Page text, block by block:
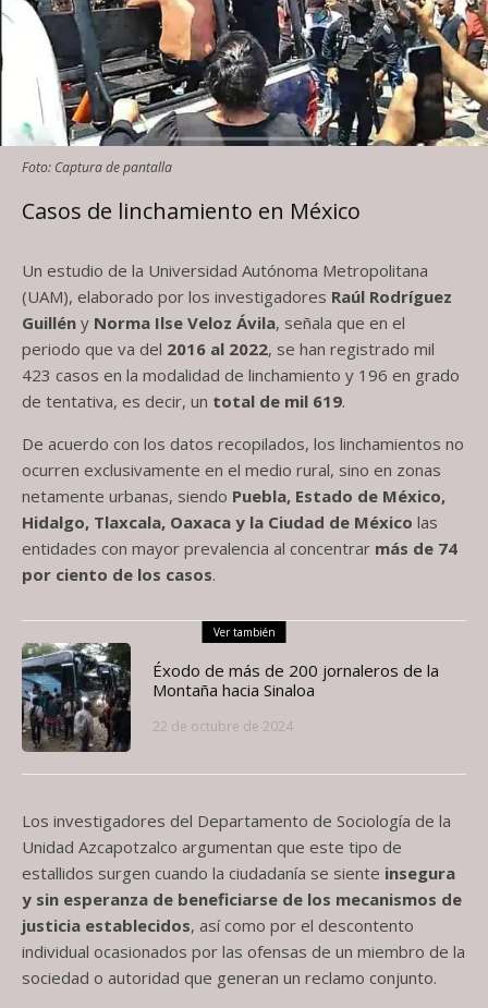
Foto: Captura de pantalla
Casos de linchamiento en México
Un estudio de la Universidad Autónoma Metropolitana
(UAM), elaborado por los investigadores Raúl Rodríguez
Guillén y Norma Ilse Veloz Ávila, señala que en el
periodo que va del 2016 al 2022, se han registrado mil
423 casos en la modalidad de linchamiento y 196 en grado
de tentativa, es decir, un total de mil 619.
De acuerdo con los datos recopilados, los linchamientos no
ocurren exclusivamente en el medio rural, sino en zonas
netamente urbanas, siendo Puebla, Estado de México,
Hidalgo, Tlaxcala, Oaxaca y la Ciudad de México las
entidades con mayor prevalencia al concentrar más de 74
por ciento de los casos.
Ver también
Éxodo de más de 200 jornaleros de la
Montaña hacia Sinaloa
22 de octubre de 2024
Los investigadores del Departamento de Sociología de la
Unidad Azcapotzalco argumentan que este tipo de
estallidos surgen cuando la ciudadanía se siente insegura
y sin esperanza de beneficiarse de los mecanismos de
justicia establecidos, así como por el descontento
individual ocasionados por las ofensas de un miembro de la
sociedad o autoridad que generan un reclamo conjunto.